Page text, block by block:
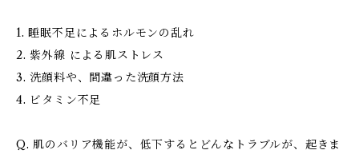
1. 睡眠不足によるホルモンの乱れ
2. 紫外線 による肌ストレス
3. 洗顔料や、間違った洗顔方法
4. ビタミン不足
Q. 肌のバリア機能が、低下するとどんなトラブルが、起きま